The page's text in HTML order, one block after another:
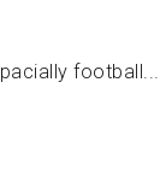
football...